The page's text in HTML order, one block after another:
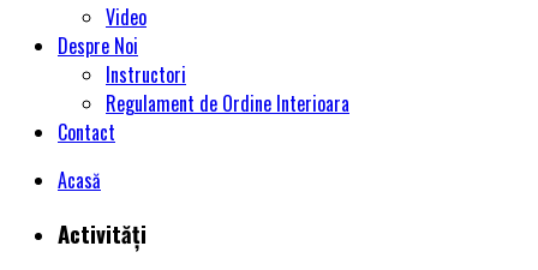
Video
Despre Noi
Instructori
Regulament de Ordine Interioara
Contact
Acasă
Activități